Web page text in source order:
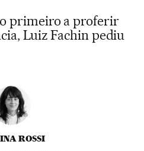
primeiro a proferir
Luiz Fachin pediu
ROSSI